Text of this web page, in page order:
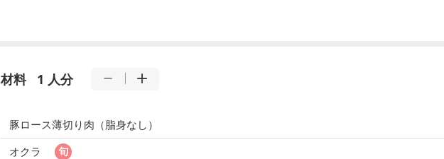
材料 1 人分
豚ロース薄切り肉（脂身なし）
オクラ